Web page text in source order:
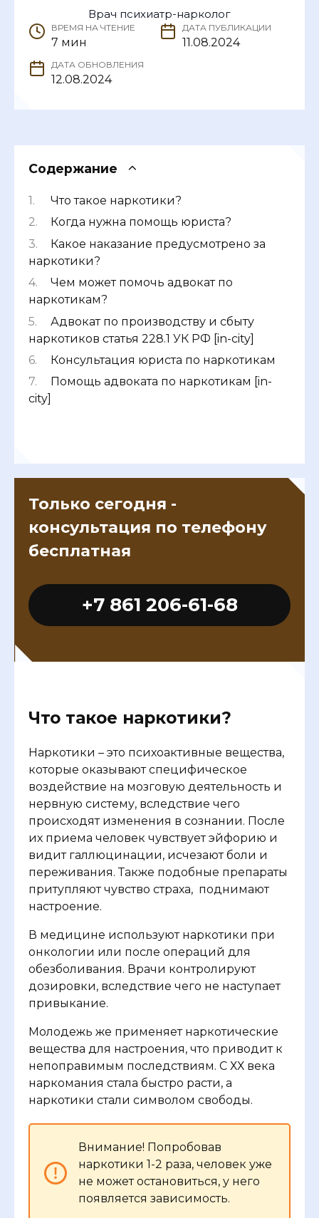
Врач психиатр-нарколог
ВРЕМЯ НА ЧТЕНИЕ
7 мин
ДАТА ПУБЛИКАЦИИ
11.08.2024
ДАТА ОБНОВЛЕНИЯ
12.08.2024
Что такое наркотики?
Наркотики – это психоактивные вещества,
которые оказывают специфическое
воздействие на мозговую деятельность и
нервную систему, вследствие чего
происходят изменения в сознании. После
их приема человек чувствует эйфорию и
видит галлюцинации, исчезают боли и
переживания. Также подобные препараты
притупляют чувство страха, поднимают
настроение.
В медицине используют наркотики при
онкологии или после операций для
обезболивания. Врачи контролируют
дозировки, вследствие чего не наступает
привыкание.
Молодежь же применяет наркотические
вещества для настроения, что приводит к
непоправимым последствиям. С ХХ века
наркомания стала быстро расти, а
наркотики стали символом свободы.
Внимание! Попробовав
наркотики 1-2 раза, человек уже
не может остановиться, у него
появляется зависимость.
Содержание
Что такое наркотики?
Когда нужна помощь юриста?
Какое наказание предусмотрено за
наркотики?
Чем может помочь адвокат по
наркотикам?
Адвокат по производству и сбыту
наркотиков статья 228.1 УК РФ [in-city]
Консультация юриста по наркотикам
Помощь адвоката по наркотикам [in-
city]
Только сегодня -
консультация по телефону
бесплатная
+7 861 206-61-68